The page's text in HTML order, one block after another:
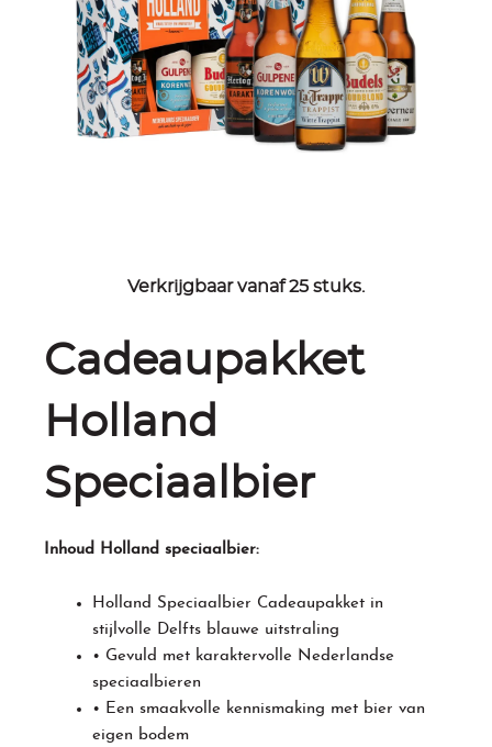
Cadeaupakket
Holland
Speciaalbier
Inhoud Holland speciaalbier:
Holland Speciaalbier Cadeaupakket in
stijlvolle Delfts blauwe uitstraling
• Gevuld met karaktervolle Nederlandse
speciaalbieren
• Een smaakvolle kennismaking met bier van
eigen bodem
Verkrijgbaar vanaf 25 stuks.